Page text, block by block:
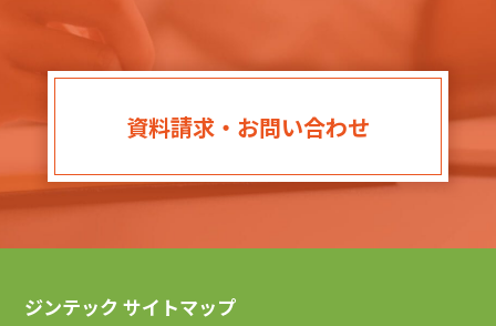
資料請求・お問い合わせ
ジンテック サイトマップ